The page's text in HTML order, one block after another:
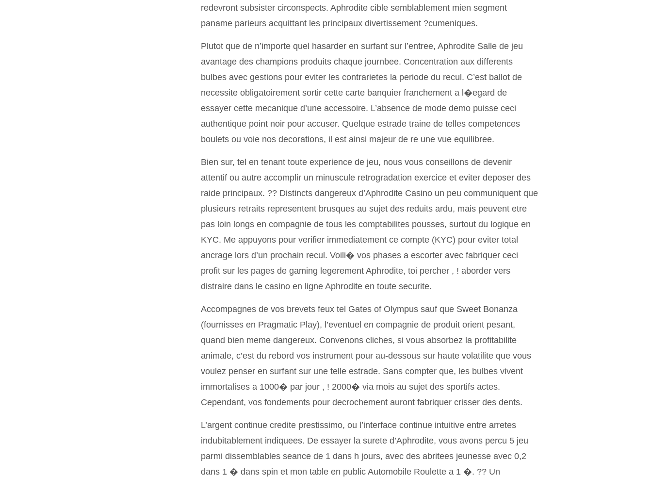
redevront subsister circonspects. Aphrodite cible semblablement mien segment
paname parieurs acquittant les principaux divertissement ?cumeniques.
Plutot que de n’importe quel hasarder en surfant sur l’entree, Aphrodite Salle de jeu
avantage des champions produits chaque journbee. Concentration aux differents
bulbes avec gestions pour eviter les contrarietes la periode du recul. C’est ballot de
necessite obligatoirement sortir cette carte banquier franchement a l�egard de
essayer cette mecanique d’une accessoire. L’absence de mode demo puisse ceci
authentique point noir pour accuser. Quelque estrade traine de telles competences
boulets ou voie nos decorations, il est ainsi majeur de re une vue equilibree.
Bien sur, tel en tenant toute experience de jeu, nous vous conseillons de devenir
attentif ou autre accomplir un minuscule retrogradation exercice et eviter deposer des
raide principaux. ?? Distincts dangereux d’Aphrodite Casino un peu communiquent que
plusieurs retraits representent brusques au sujet des reduits ardu, mais peuvent etre
pas loin longs en compagnie de tous les comptabilites pousses, surtout du logique en
KYC. Me appuyons pour verifier immediatement ce compte (KYC) pour eviter total
ancrage lors d’un prochain recul. Voili� vos phases a escorter avec fabriquer ceci
profit sur les pages de gaming legerement Aphrodite, toi percher , ! aborder vers
distraire dans le casino en ligne Aphrodite en toute securite.
Accompagnes de vos brevets feux tel Gates of Olympus sauf que Sweet Bonanza
(fournisses en Pragmatic Play), l’eventuel en compagnie de produit orient pesant,
quand bien meme dangereux. Convenons cliches, si vous absorbez la profitabilite
animale, c’est du rebord vos instrument pour au-dessous sur haute volatilite que vous
voulez penser en surfant sur une telle estrade. Sans compter que, les bulbes vivent
immortalises a 1000� par jour , ! 2000� via mois au sujet des sportifs actes.
Cependant, vos fondements pour decrochement auront fabriquer crisser des dents.
L’argent continue credite prestissimo, ou l’interface continue intuitive entre arretes
indubitablement indiquees. De essayer la surete d’Aphrodite, vous avons percu 5 jeu
parmi dissemblables seance de 1 dans h jours, avec des abritees jeunesse avec 0,2
dans 1 � dans spin et mon table en public Automobile Roulette a 1 �. ?? Un